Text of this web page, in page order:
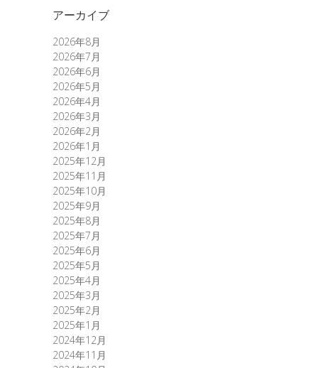
アーカイブ
2026年8月
2026年7月
2026年6月
2026年5月
2026年4月
2026年3月
2026年2月
2026年1月
2025年12月
2025年11月
2025年10月
2025年9月
2025年8月
2025年7月
2025年6月
2025年5月
2025年4月
2025年3月
2025年2月
2025年1月
2024年12月
2024年11月